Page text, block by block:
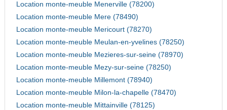
Location monte-meuble Menerville (78200)
Location monte-meuble Mere (78490)
Location monte-meuble Mericourt (78270)
Location monte-meuble Meulan-en-yvelines (78250)
Location monte-meuble Mezieres-sur-seine (78970)
Location monte-meuble Mezy-sur-seine (78250)
Location monte-meuble Millemont (78940)
Location monte-meuble Milon-la-chapelle (78470)
Location monte-meuble Mittainville (78125)